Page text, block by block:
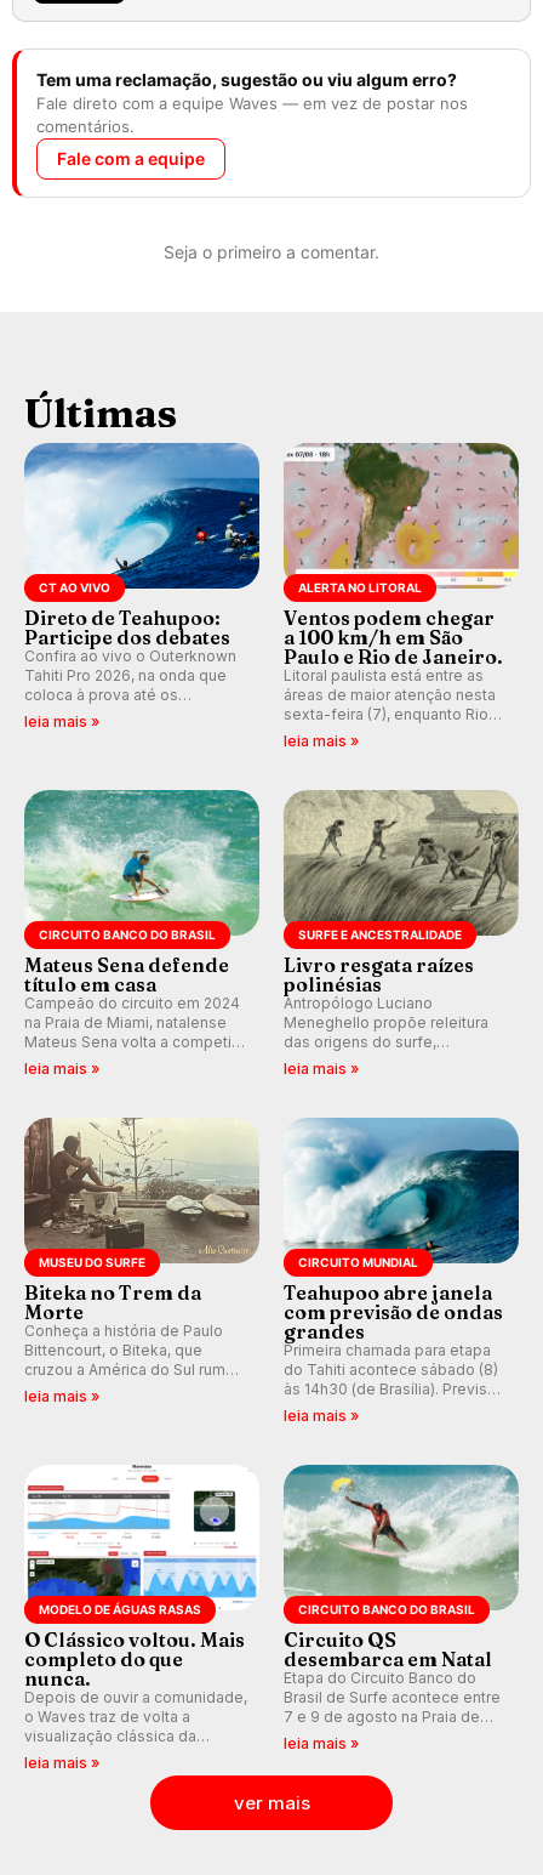
Tem uma reclamação, sugestão ou viu algum erro?
Fale direto com a equipe Waves — em vez de postar nos
comentários.
Fale com a equipe
Seja o primeiro a comentar.
Últimas
CT AO VIVO
Direto de Teahupoo:
Participe dos debates
Confira ao vivo o Outerknown
Tahiti Pro 2026, na onda que
coloca à prova até os
melhores surfistas do mundo.
leia mais »
ALERTA NO LITORAL
Ventos podem chegar
a 100 km/h em São
Paulo e Rio de Janeiro.
Litoral paulista está entre as
áreas de maior atenção nesta
sexta-feira (7), enquanto Rio
de Janeiro também recebe
km/h em Itanhaém.
leia mais »
CIRCUITO BANCO DO BRASIL
Mateus Sena defende
título em casa
Campeão do circuito em 2024
na Praia de Miami, natalense
Mateus Sena volta a competir
em casa em busca de manter a
leia mais »
SURFE E ANCESTRALIDADE
Livro resgata raízes
polinésias
Antropólogo Luciano
Meneghello propõe releitura
das origens do surfe,
resgatando a cultura polinésia
prática em esporte e indústria.
leia mais »
MUSEU DO SURFE
Biteka no Trem da
Morte
Conheça a história de Paulo
Bittencourt, o Biteka, que
cruzou a América do Sul rumo
ao Pacífico em uma jornada
leia mais »
CIRCUITO MUNDIAL
Teahupoo abre janela
com previsão de ondas
grandes
Primeira chamada para etapa
do Tahiti acontece sábado (8)
às 14h30 (de Brasília). Previsão
indica swell consistente.
Kelly Slater convidado.
leia mais »
MODELO DE ÁGUAS RASAS
O Clássico voltou. Mais
completo do que
nunca.
Depois de ouvir a comunidade,
o Waves traz de volta a
visualização clássica da
previsão de águas rasas,
agora integrada à nova
plataforma e com previsão das
ondas para até 16 dias.
leia mais »
CIRCUITO BANCO DO BRASIL
Circuito QS
desembarca em Natal
Etapa do Circuito Banco do
Brasil de Surfe acontece entre
7 e 9 de agosto na Praia de
Miami (RN), em disputas
(QS) 4.000 e pela corrida por
vagas no Challenger Series.
leia mais »
ver mais